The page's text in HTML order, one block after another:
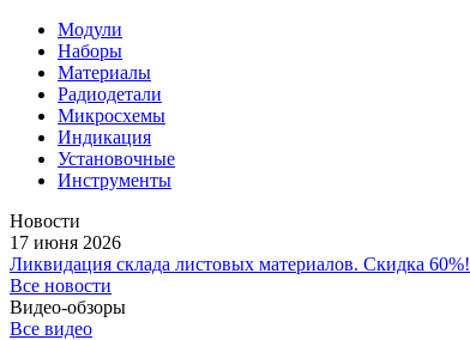
Модули
Наборы
Материалы
Радиодетали
Микросхемы
Индикация
Установочные
Инструменты
Новости
17 июня 2026
Ликвидация склада листовых материалов. Скидка 60%!
Все новости
Видео-обзоры
Все видео